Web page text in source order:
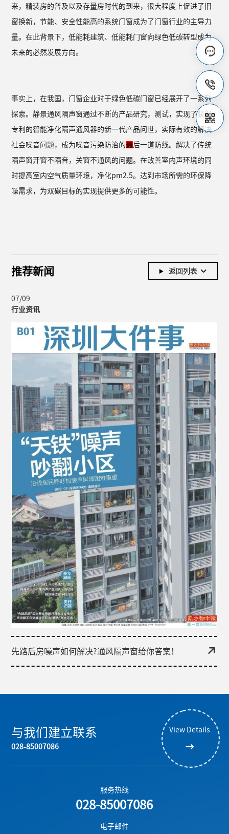
来，精装房的普及以及存量房时代的到来，很大程度上促进了旧
窗换新，节能、安全性能高的系统门窗成为了门窗行业的主导力
量。在此背景下，低能耗建筑、低能耗门窗向绿色低碳转型成为
未来的必然发展方向。
事实上，在我国，门窗企业对于绿色低碳门窗已经展开了一系列
探索。静景通风隔声窗通过不断的产品研究，测试，实现了获得
专利的智能净化隔声通风器的新一代产品问世，实际有效的解决
社会噪音问题，成为噪音污染防治的最后一道防线。解决了传统
隔声窗开窗不隔音，关窗不通风的问题。在改善室内声环境的同
时提高室内空气质量环境，净化pm2.5。达到市场所需的环保降
噪需求，为双碳目标的实现提供更多的可能性。
推荐新闻 返回列表
07/09
行业资讯
先路后房噪声如何解决?通风隔声窗给你答案！
与我们建立联系
028-85007086
View Details
服务热线
028-85007086
电子邮件